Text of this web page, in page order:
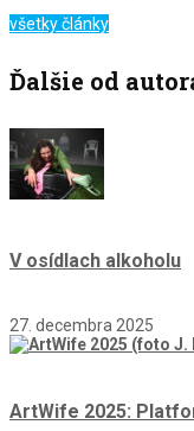
všetky články
Ďalšie od
V osídlach alkoholu
27. decembra 2025
ArtWife 2025: